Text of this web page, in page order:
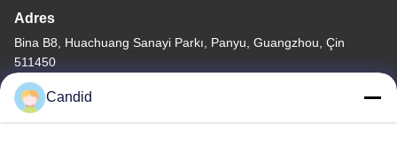
Adres
Bina B8, Huachuang Sanayi Parkı, Panyu, Guangzhou, Çin
511450
Tel
86-18102818520
Candid